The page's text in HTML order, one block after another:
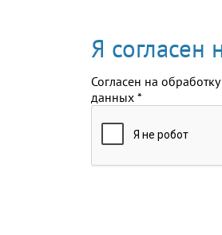
Я согласен
Согласен на обработку
данных *